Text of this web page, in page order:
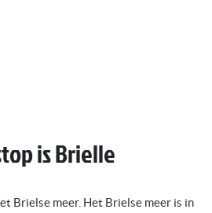
is Brielle
Brielse meer. Het Brielse meer is in